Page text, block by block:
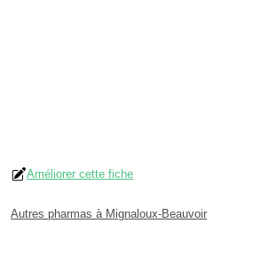
Améliorer cette fiche
Autres pharmas à Mignaloux-Beauvoir